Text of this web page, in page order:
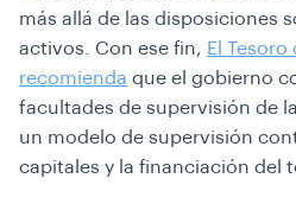
más allá de las disposiciones
activos. Con ese fin, El Tesoro
recomienda que el gobierno
facultades de supervisión de
un modelo de supervisión
capitales y la financiación del